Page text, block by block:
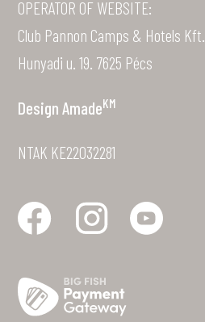
OPERATOR OF WEBSITE:
Club Pannon Camps & Hotels Kft.
Hunyadi u. 19. 7625 Pécs
Design AmadeKM
NTAK KE22032281